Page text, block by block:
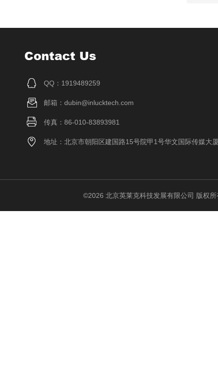
Contact Us
QQ：1919489259
邮箱：dubin@inlucktech.com
传真：86-010-83893981
地址：北京市朝阳区建国路15号院甲1号华文国际传媒大
©2026 北京英莱克科技发展有限公司 版